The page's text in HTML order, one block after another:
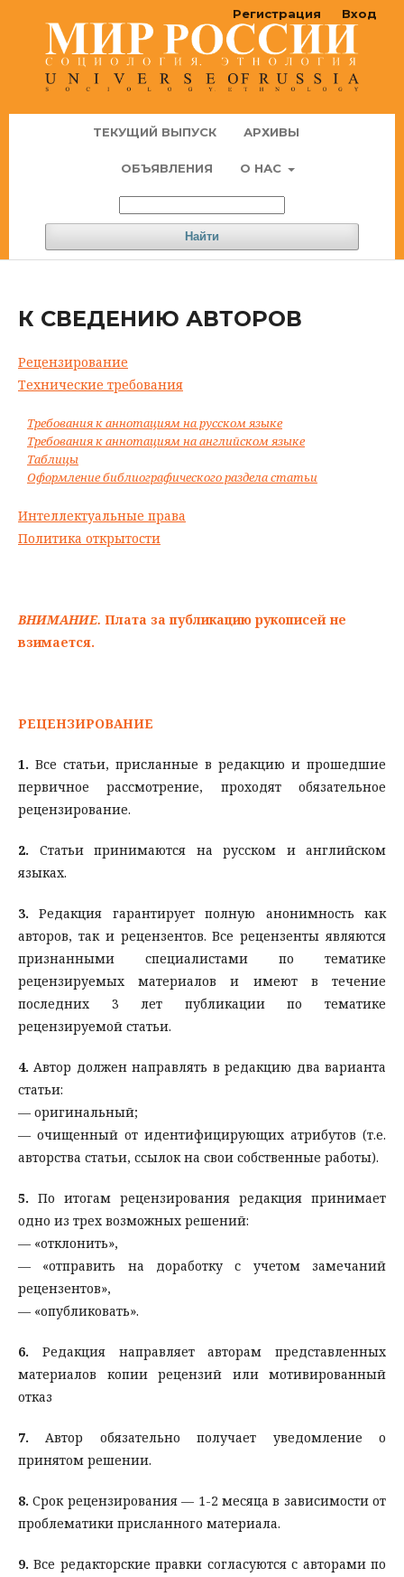
ТЕКУЩИЙ ВЫПУСК АРХИВЫ
ОБЪЯВЛЕНИЯ О НАС
Найти
Регистрация Вход
К СВЕДЕНИЮ АВТОРОВ
Рецензирование
Технические требования
Требования к аннотациям на русском языке
Требования к аннотациям на английском языке
Таблицы
Оформление библиографического раздела статьи
Интеллектуальные права
Политика открытости
ВНИМАНИЕ. Плата за публикацию рукописей не
взимается.
РЕЦЕНЗИРОВАНИЕ
1. Все статьи, присланные в редакцию и прошедшие
первичное рассмотрение, проходят обязательное
рецензирование.
2. Статьи принимаются на русском и английском
языках.
3.Редакция гарантирует полную анонимность как
авторов, так и рецензентов. Все рецензенты являются
признанными специалистами по тематике
рецензируемых материалов и имеют в течение
последних 3 лет публикации по тематике
рецензируемой статьи.
4.Автор должен направлять в редакцию два варианта
статьи:
— оригинальный;
— очищенный от идентифицирующих атрибутов (т.е.
авторства статьи, ссылок на свои собственные работы).
5. По итогам рецензирования редакция принимает
одно из трех возможных решений:
— «отклонить»,
— «отправить на доработку с учетом замечаний
рецензентов»,
— «опубликовать».
6. Редакция направляет авторам представленных
материалов копии рецензий или мотивированный
отказ
7. Автор обязательно получает уведомление о
принятом решении.
8. Срок рецензирования — 1-2 месяца в зависимости от
проблематики присланного материала.
9. Все редакторские правки согласуются с авторами по